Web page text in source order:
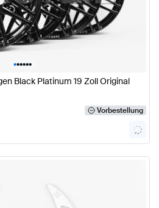
••••••
Black Platinum 19 Zoll Original
Vorbestellung